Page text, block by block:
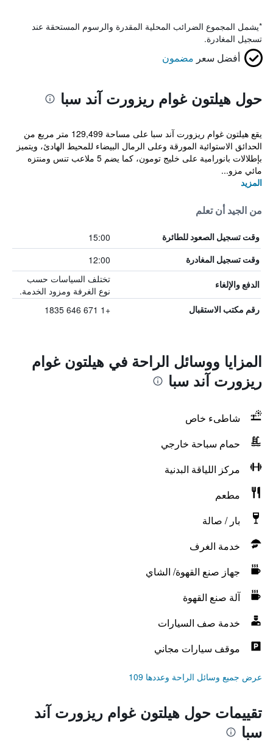
*يشمل المجموع الضرائب المحلية المقدرة والرسوم المستحقة عند
تسجيل المغادرة.
أفضل سعر مضمون
حول هيلتون غوام ريزورت آند سبا
يقع هيلتون غوام ريزورت آند سبا على مساحة 129,499 متر مربع من
الحدائق الاستوائية المورقة وعلى الرمال البيضاء للمحيط الهادئ، ويتميز
بإطلالات بانورامية على خليج تومون، كما يضم 5 ملاعب تنس ومنتزه
مائي مزو...
المزيد
من الجيد أن تعلم
وقت تسجيل الصعود للطائرة 15:00
وقت تسجيل المغادرة 12:00
الدفع والإلغاء
تختلف السياسات حسب
نوع الغرفة ومزود الخدمة.
رقم مكتب الاستقبال +1 671 646 1835
المزايا ووسائل الراحة في هيلتون غوام
ريزورت آند سبا
شاطىء خاص
حمام سباحة خارجي
مركز اللياقة البدنية
مطعم
بار / صالة
خدمة الغرف
جهاز صنع القهوة/ الشاي
آلة صنع القهوة
خدمة صف السيارات
موقف سيارات مجاني
عرض جميع وسائل الراحة وعددها 109
تقييمات حول هيلتون غوام ريزورت آند
سبا